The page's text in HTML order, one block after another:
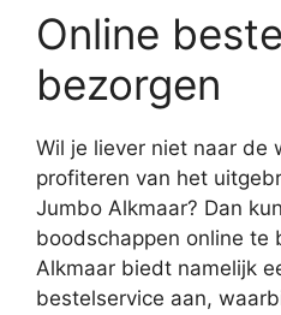
Online
bezorgen
Wil je liever niet naar de
profiteren van het
Jumbo Alkmaar? Dan
boodschappen online te
Alkmaar biedt namelijk
bestelservice aan,